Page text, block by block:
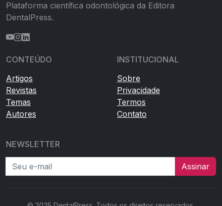
Plataforma científica odontológica da Editora
DentalPress.
CONTEÚDO
Artigos
Revistas
Temas
Autores
INSTITUCIONAL
Sobre
Privacidade
Termos
Contato
NEWSLETTER
Seu e-mail
Assinar